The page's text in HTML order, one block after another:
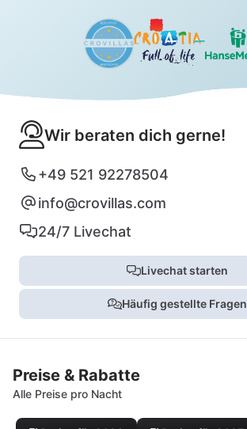
Wir beraten dich gerne!
+49 521 92278504
info@crovillas.com
24/7 Livechat
Livechat starten
Häufig gestellte Fragen
Preise & Rabatte
Alle Preise pro Nacht